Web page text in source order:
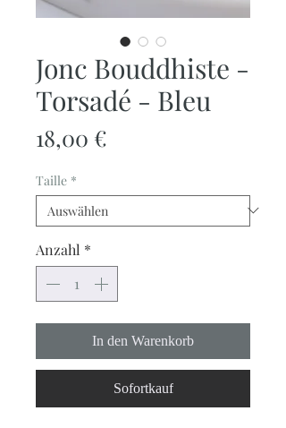
Jonc Bouddhiste -
Torsadé - Bleu
18,00 €
Taille *
Anzahl *
In den Warenkorb
Sofortkauf